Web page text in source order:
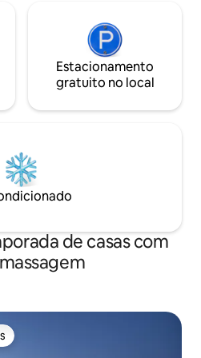
Estacionamento
gratuito no local
de casas com
dos hóspedes